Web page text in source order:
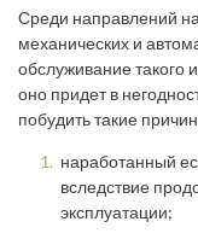
Среди направлений
механических и
обслуживание такого
оно придет в
побудить такие
наработанный
вследствие
эксплуатации;